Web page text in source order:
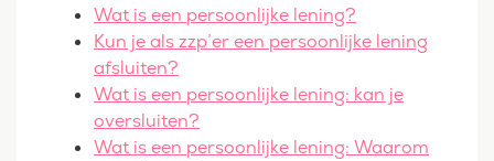
Wat is een persoonlijke lening?
Kun je als zzp’er een persoonlijke lening
afsluiten?
Wat is een persoonlijke lening: kan je
oversluiten?
Wat is een persoonlijke lening: Waarom